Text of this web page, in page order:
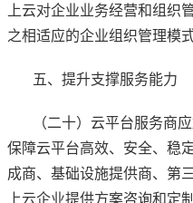
上云对企业业务经营和组织
之相适应的企业组织管理模式
五、提升支撑服务能力
（二十）云平台服务商
保障云平台高效、安全、稳
成商、基础设施提供商、第
上云企业提供方案咨询和定